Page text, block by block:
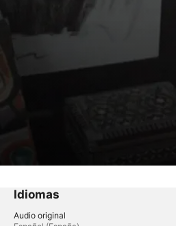
Idiomas
Audio original